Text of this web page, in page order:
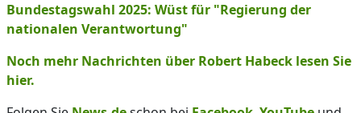
Bundestagswahl 2025: Wüst für "Regierung der
nationalen Verantwortung"
Noch mehr Nachrichten über Robert Habeck lesen Sie
hier.